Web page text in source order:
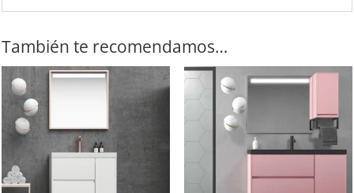
También te recomendamos…